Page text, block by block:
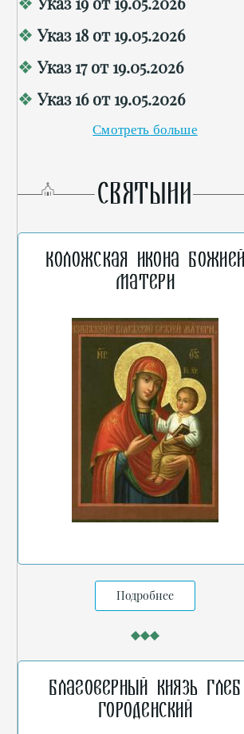
Указ 18 от 19.05.2026
Указ 17 от 19.05.2026
Указ 16 от 19.05.2026
Смотреть больше
СВЯТЫНИ
Коложская икона
Матери
Подробнее
Благоверный князь Глеб
Городенский